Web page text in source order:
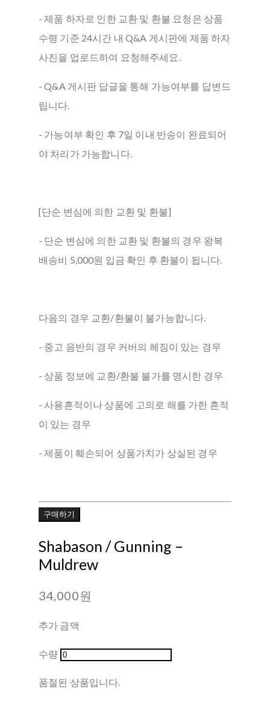
- 제품 하자로 인한 교환 및 환불 요청은 상품
수령 기준 24시간 내 Q&A 게시판에 제품 하자
사진을 업로드하여 요청해주세요.
- Q&A 게시판 답글을 통해 가능여부를 답변드
립니다.
- 가능여부 확인 후 7일 이내 반송이 완료되어
야 처리가 가능합니다.
[단순 변심에 의한 교환 및 환불]
- 단순 변심에 의한 교환 및 환불의 경우 왕복
배송비 5,000원 입금 확인 후 환불이 됩니다.
다음의 경우 교환/환불이 불가능합니다.
- 중고 음반의 경우 커버의 헤짐이 있는 경우
- 상품 정보에 교환/환불 불가를 명시한 경우
- 사용흔적이나 상품에 고의로 해를 가한 흔적
이 있는 경우
- 제품이 훼손되어 상품가치가 상실된 경우
구매하기
Shabason / Gunning –
Muldrew
34,000원
추가 금액
수량
품절된 상품입니다.